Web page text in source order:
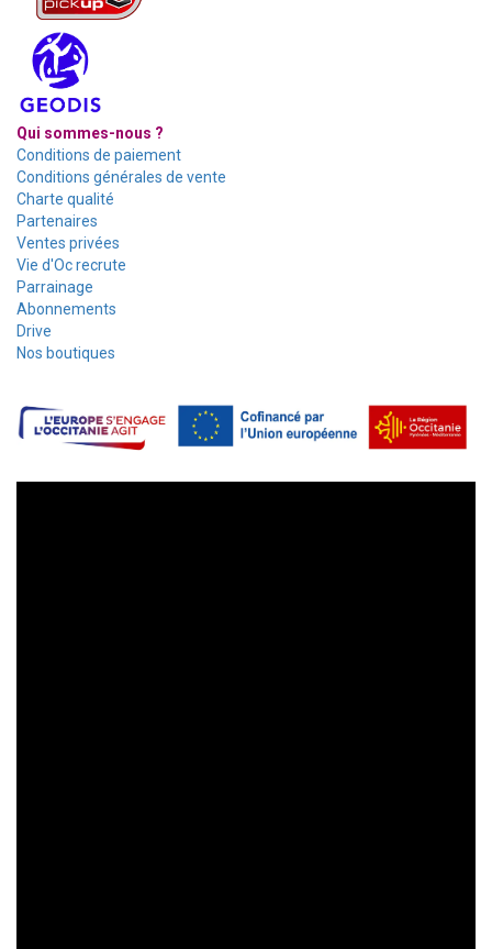
Qui sommes-nous ?
Conditions de paiement
Conditions générales de vente
Charte qualité
Partenaires
Ventes privées
Vie d'Oc recrute
Parrainage
Abonnements
Drive
Nos boutiques